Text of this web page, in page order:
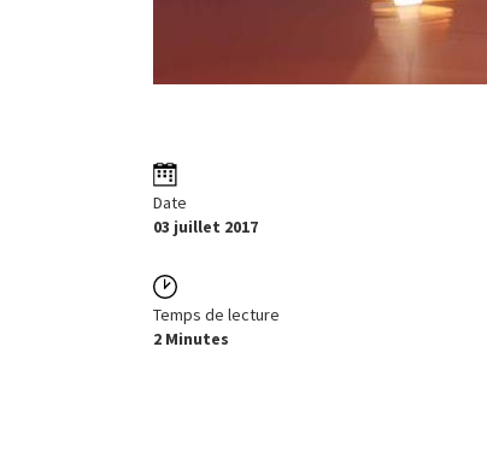
Date
03 juillet 2017
Temps de lecture
2 Minutes